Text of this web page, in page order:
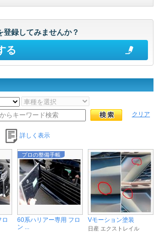
録してみませんか？
る
クリア
詳しく表示
ロ
プロの整備手帳
60系ハリアー専用 フロ
ン ...
Vモーション塗装
日産 エクストレイル